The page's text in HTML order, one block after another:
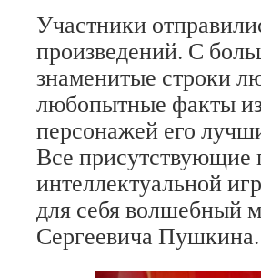
Участники
произведений. С
знаменитые строки
любопытные факты
персонажей его
Все присутствующие
интеллектуальной
для себя волшебный
Сергеевича Пушкина.